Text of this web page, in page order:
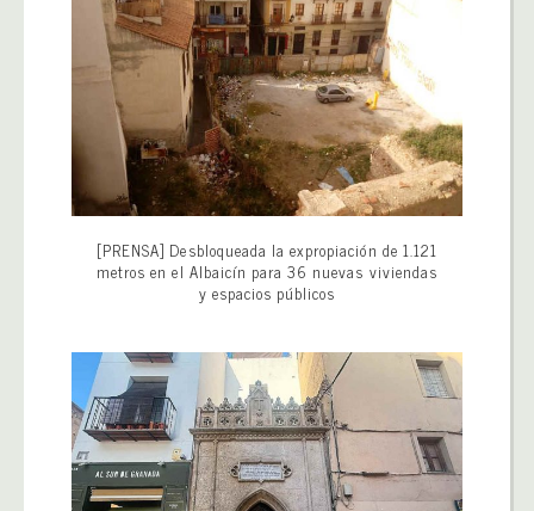
[PRENSA] Desbloqueada la expropiación de 1.121
metros en el Albaicín para 36 nuevas viviendas
y espacios públicos